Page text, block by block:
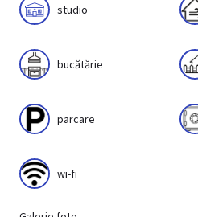
studio
bucătărie
parcare
wi-fi